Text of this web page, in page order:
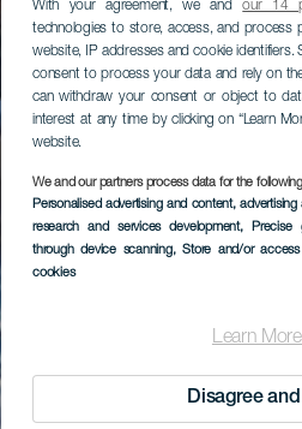
With your agreement, we andour 14
technologies to store, access, and process
website, IP addresses and cookie
consent to process your data and rely on
can withdraw your consent or object to
interest at any time by clicking on “Learn
website.
We and our partners process data for the
Personalised advertising and content,
research and services development, Precise
through device scanning, Store and/or
cookies
Learn
Disagree